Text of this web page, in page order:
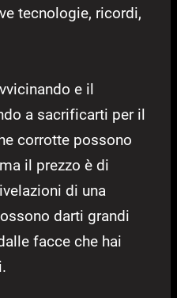
tecnologie, ricordi,
e il
a sacrificarti per il
corrotte possono
il prezzo è di
di una
darti grandi
facce che hai